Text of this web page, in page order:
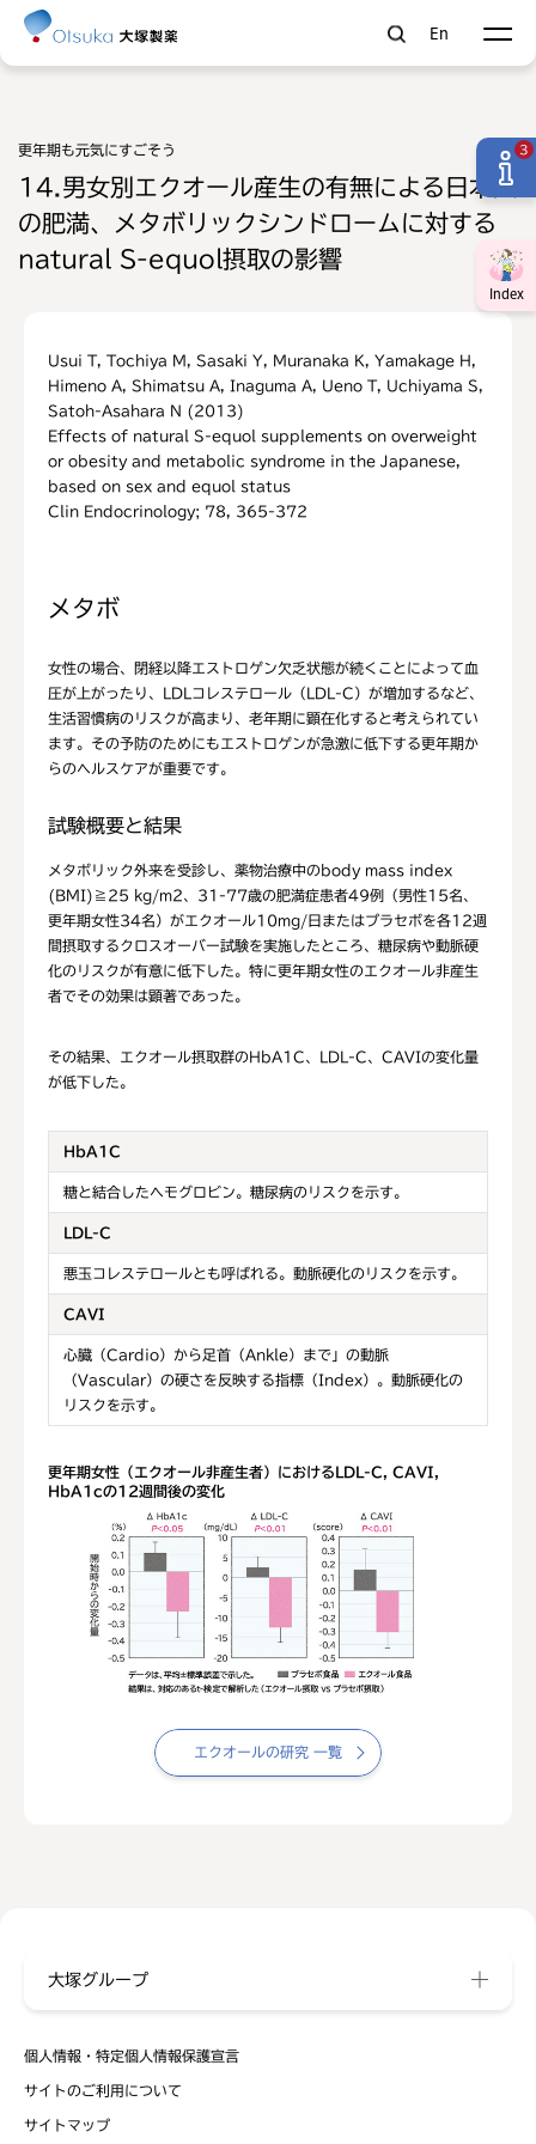
En
更年期も元気にすごそう
14.男女別エクオール産生の有無による日本人
の肥満、メタボリックシンドロームに対する
natural S-equol摂取の影響
Index
Usui T, Tochiya M, Sasaki Y, Muranaka K, Yamakage H,
Himeno A, Shimatsu A, Inaguma A, Ueno T, Uchiyama S,
Satoh-Asahara N (2013)
Effects of natural S-equol supplements on overweight
or obesity and metabolic syndrome in the Japanese,
based on sex and equol status
Clin Endocrinology; 78, 365-372
メタボ
女性の場合、閉経以降エストロゲン欠乏状態が続くことによって血
圧が上がったり、LDLコレステロール（LDL-C）が増加するなど、
生活習慣病のリスクが高まり、老年期に顕在化すると考えられてい
ます。その予防のためにもエストロゲンが急激に低下する更年期か
らのヘルスケアが重要です。
試験概要と結果
メタボリック外来を受診し、薬物治療中のbody mass index
(BMI)≧25 kg/m2、31-77歳の肥満症患者49例（男性15名、
更年期女性34名）がエクオール10mg/日またはプラセボを各12週
間摂取するクロスオーバー試験を実施したところ、糖尿病や動脈硬
化のリスクが有意に低下した。特に更年期女性のエクオール非産生
者でその効果は顕著であった。
その結果、エクオール摂取群のHbA1C、LDL-C、CAVIの変化量
が低下した。
HbA1C
糖と結合したヘモグロビン。糖尿病のリスクを示す。
LDL-C
悪玉コレステロールとも呼ばれる。動脈硬化のリスクを示す。
CAVI
心臓（Cardio）から足首（Ankle）まで」の動脈
（Vascular）の硬さを反映する指標（Index）。動脈硬化の
リスクを示す。
更年期女性（エクオール非産生者）におけるLDL-C, CAVI,
HbA1cの12週間後の変化
エクオールの研究 一覧
3
個人情報・特定個人情報保護宣言
サイトのご利用について
サイトマップ
大塚グループ